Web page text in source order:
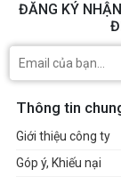
ĐĂNG KÝ
Thông tin
Giới thiệu công ty
Góp ý, Khiếu nại